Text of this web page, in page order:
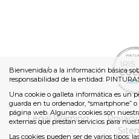
Legal Warning
Bienvenida/o a la información básica
responsabilidad de la entidad: PINTURAS
Una cookie o galleta informática es un
guarda en tu ordenador, “smartphone”
página web. Algunas cookies son
externas que prestan servicios para
Las cookies pueden ser de varios tipos: